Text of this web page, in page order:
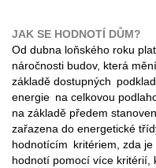
JAK SE HODNOTÍ DŮM?
Od dubna loňského roku
náročnosti budov, která
základě dostupných
energie na celkovou
na základě předem
zařazena do energetické
hodnotícím kritériem, zda
hodnotí pomocí více kritérií,